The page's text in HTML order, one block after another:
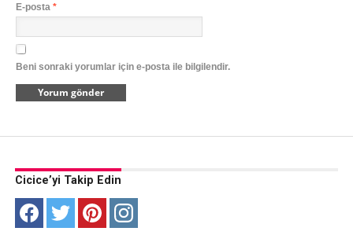
E-posta *
Beni sonraki yorumlar için e-posta ile bilgilendir.
Cicice’yi Takip Edin